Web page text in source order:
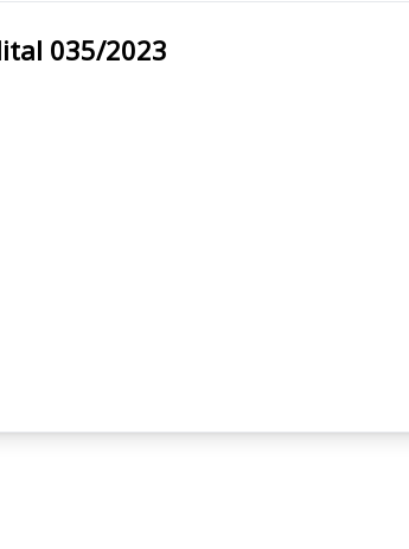
Edital 035/2023